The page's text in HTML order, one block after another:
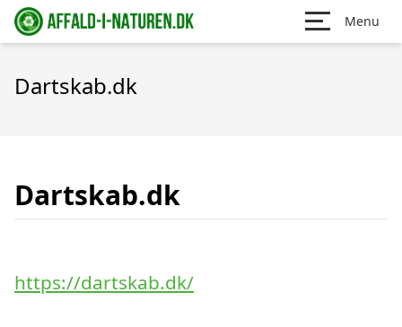
Menu
Dartskab.dk
Dartskab.dk
https://dartskab.dk/